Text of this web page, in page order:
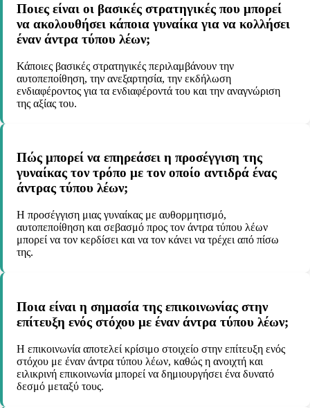
Ποιες είναι οι βασικές στρατηγικές που μπορεί
να ακολουθήσει κάποια γυναίκα για να κολλήσει
έναν άντρα τύπου λέων;
Κάποιες βασικές στρατηγικές περιλαμβάνουν την
αυτοπεποίθηση, την ανεξαρτησία, την εκδήλωση
ενδιαφέροντος για τα ενδιαφέροντά του και την αναγνώριση
της αξίας του.
Πώς μπορεί να επηρεάσει η προσέγγιση της
γυναίκας τον τρόπο με τον οποίο αντιδρά ένας
άντρας τύπου λέων;
Η προσέγγιση μιας γυναίκας με αυθορμητισμό,
αυτοπεποίθηση και σεβασμό προς τον άντρα τύπου λέων
μπορεί να τον κερδίσει και να τον κάνει να τρέχει από πίσω
της.
Ποια είναι η σημασία της επικοινωνίας στην
επίτευξη ενός στόχου με έναν άντρα τύπου λέων;
Η επικοινωνία αποτελεί κρίσιμο στοιχείο στην επίτευξη ενός
στόχου με έναν άντρα τύπου λέων, καθώς η ανοιχτή και
ειλικρινή επικοινωνία μπορεί να δημιουργήσει ένα δυνατό
δεσμό μεταξύ τους.